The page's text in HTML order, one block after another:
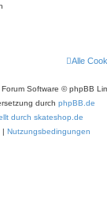
Alle
Software © phpBB
durch phpBB.de
durch skateshop.de
| Nutzungsbedingungen